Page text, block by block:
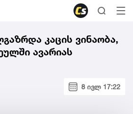
კაცის ვინაობა,
ავარიას
8 ივლ 17:22